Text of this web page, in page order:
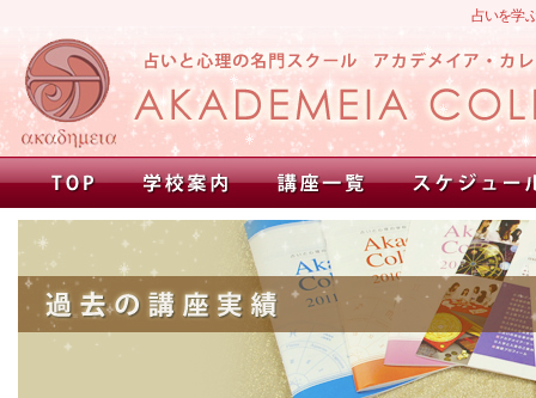
占いを学